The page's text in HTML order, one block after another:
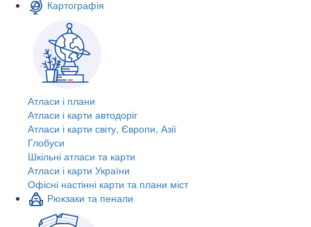
Картографія
Атласи і плани
Атласи і карти автодоріг
Атласи і карти світу, Європи, Азії
Глобуси
Шкільні атласи та карти
Атласи і карти України
Офісні настінні карти та плани міст
Рюкзаки та пенали